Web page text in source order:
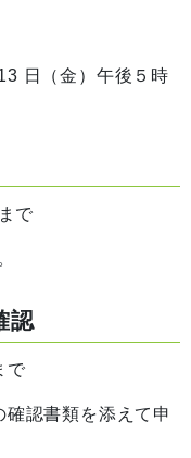
日（金）午後５時
で
認
で
認書類を添えて申